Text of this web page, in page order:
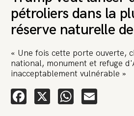
pétroliers dans la
réserve naturelle
« Une fois cette porte ouverte,
national, monument et refuge
inacceptablement vulnérable »
Facebook
X
🚨 L’heure est grave. Une